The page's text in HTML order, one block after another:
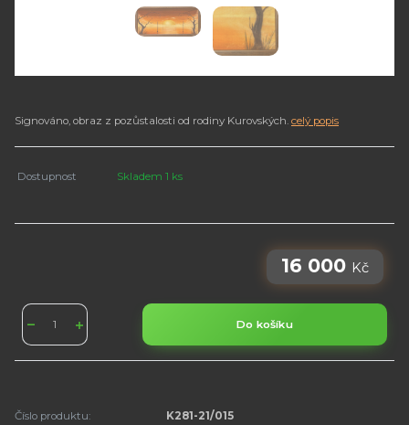
Signováno, obraz z pozůstalosti od rodiny Kurovských. celý popis
Dostupnost Skladem 1 ks
16 000 Kč
Do košíku
Číslo produktu:
K281-21/015